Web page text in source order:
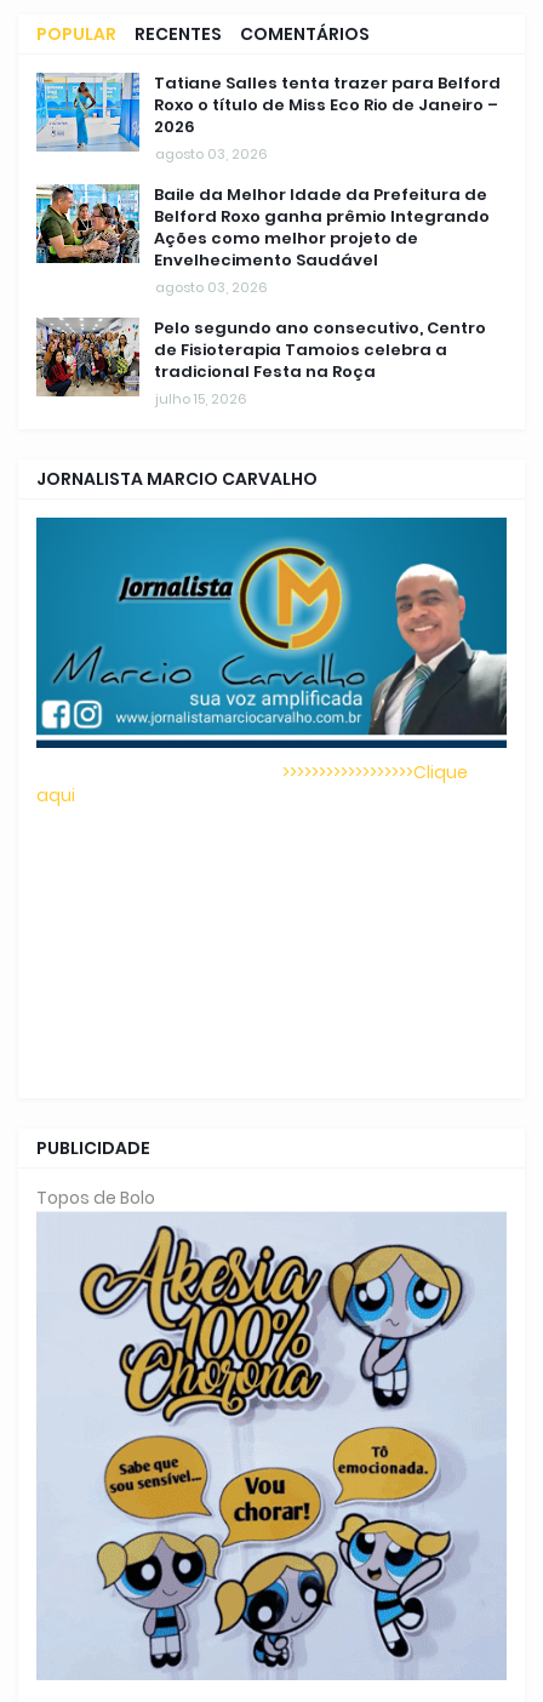
POPULAR RECENTES COMENTÁRIOS
Tatiane Salles tenta trazer para Belford
Roxo o título de Miss Eco Rio de Janeiro –
2026
agosto 03, 2026
Baile da Melhor Idade da Prefeitura de
Belford Roxo ganha prêmio Integrando
Ações como melhor projeto de
Envelhecimento Saudável
agosto 03, 2026
Pelo segundo ano consecutivo, Centro
de Fisioterapia Tamoios celebra a
tradicional Festa na Roça
julho 15, 2026
JORNALISTA MARCIO CARVALHO
>>>>>>>>>>>>>>>>>>Clique
aqui
PUBLICIDADE
Topos de Bolo